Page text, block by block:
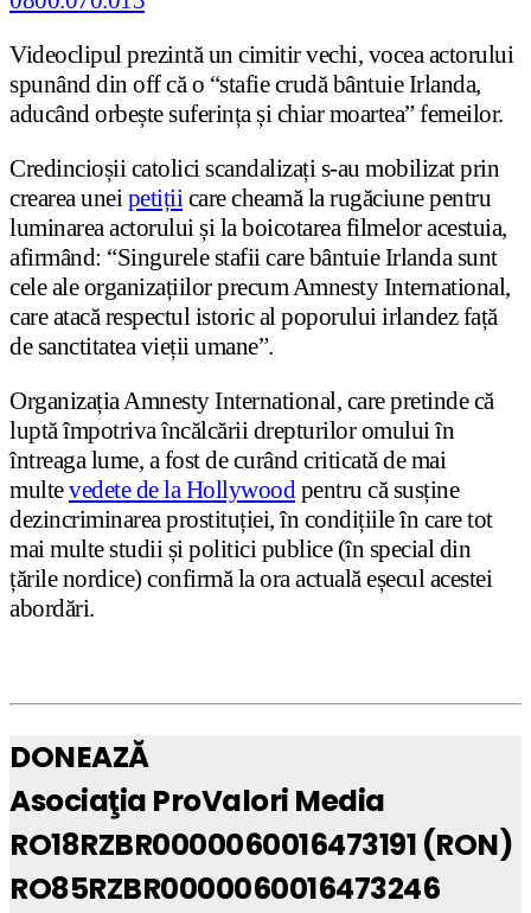
Videoclipul prezintă un cimitir vechi, vocea actorului
spunând din off că o “stafie crudă bântuie Irlanda,
aducând orbește suferința și chiar moartea” femeilor.
Credincioșii catolici scandalizați s-au mobilizat prin
crearea uneipetițiicare cheamă la rugăciune pentru
luminarea actorului și la boicotarea filmelor acestuia,
afirmând: “Singurele stafii care bântuie Irlanda sunt
cele ale organizațiilor precum Amnesty International,
care atacă respectul istoric al poporului irlandez față
de sanctitatea vieții umane”.
Organizația Amnesty International, care pretinde că
luptă împotriva încălcării drepturilor omului în
întreaga lume, a fost de curând criticată de mai
multevedete de la Hollywoodpentru că susține
dezincriminarea prostituției, în condițiile în care tot
mai multe studii și politici publice (în special din
țările nordice) confirmă la ora actuală eșecul acestei
abordări.
DONEAZĂ
Asociaţia ProValori Media
RO18RZBR0000060016473191 (RON)
RO85RZBR0000060016473246